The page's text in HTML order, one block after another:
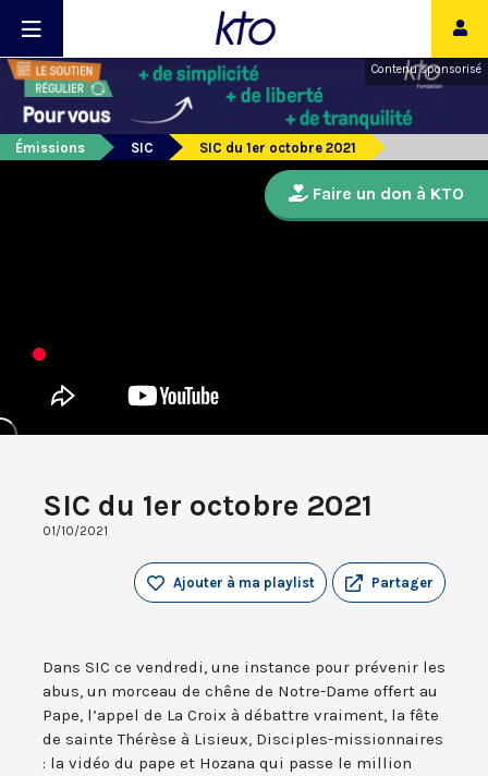
Contenu sponsorisé
Émissions SIC SIC du 1er octobre 2021
SIC du 1er octobre 2021
01/10/2021
Partager
Ajouter à ma playlist
Dans SIC ce vendredi, une instance pour prévenir les
abus, un morceau de chêne de Notre-Dame offert au
Pape, l’appel de La Croix à débattre vraiment, la fête
de sainte Thérèse à Lisieux, Disciples-missionnaires
: la vidéo du pape et Hozana qui passe le million
Faire un don à KTO